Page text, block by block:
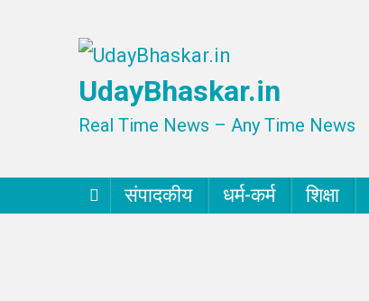
UdayBhaskar.in
Real Time News – Any Time News
संपादकीय धर्म-कर्म शिक्षा